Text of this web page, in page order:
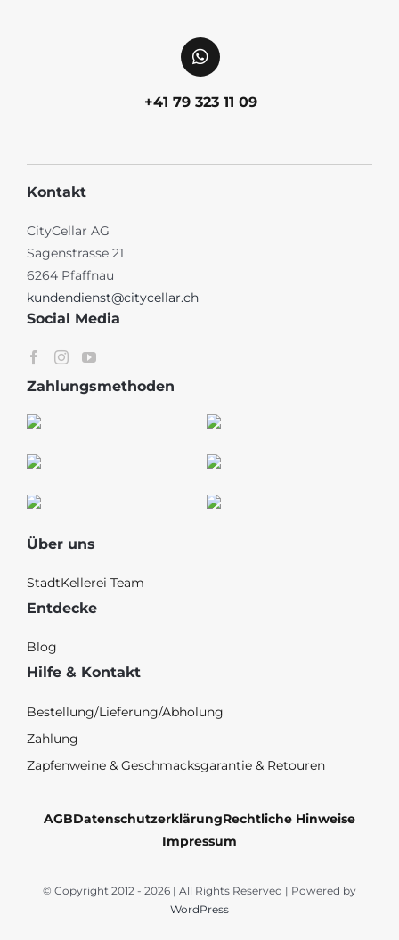
+41 79 323 11 09
Kontakt
CityCellar AG
Sagenstrasse 21
6264 Pfaffnau
kundendienst@citycellar.ch
Social Media
Zahlungsmethoden
Über uns
StadtKellerei Team
Entdecke
Blog
Hilfe & Kontakt
Bestellung/Lieferung/Abholung
Zahlung
Zapfenweine & Geschmacksgarantie & Retouren
AGBDatenschutzerklärungRechtliche Hinweise
Impressum
© Copyright 2012 - 2026 | All Rights Reserved | Powered by
WordPress